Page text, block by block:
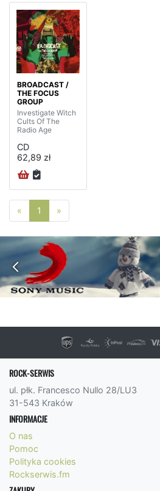
BROADCAST /
THE FOCUS
GROUP
Investigate Witch
Cults Of The
Radio Age
CD
62,89 zł
« Poprzednia strona
1 »
ROCK-SERWIS
ul. płk. Francesco Nullo 28/LU3
31-543 Kraków
INFORMACJE
O nas
Pomoc
Polityka cookies
Rockserwis.fm